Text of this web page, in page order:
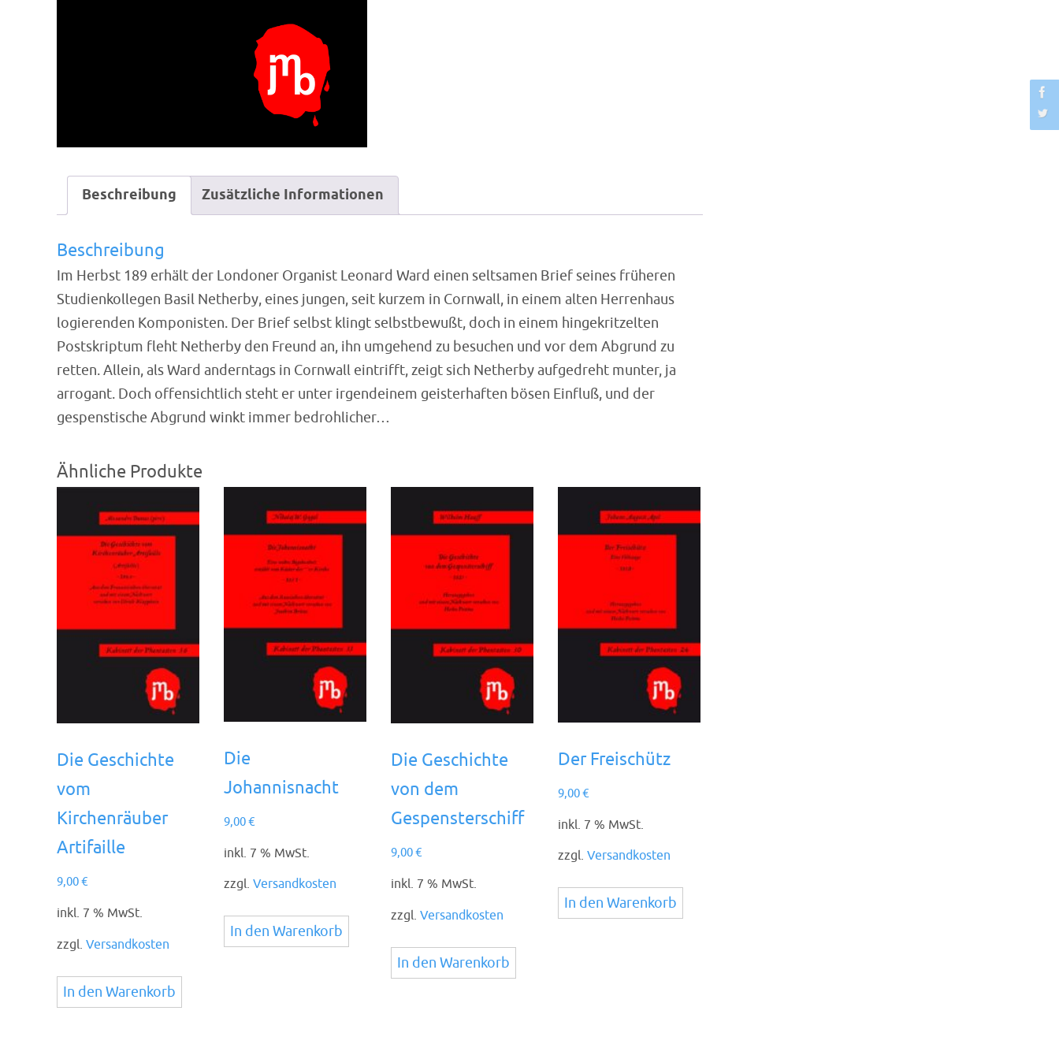
Beschreibung Zusätzliche Informationen
Beschreibung
Im Herbst 189 erhält der Londoner Organist Leonard Ward einen seltsamen Brief seines früheren
Studienkollegen Basil Netherby, eines jungen, seit kurzem in Cornwall, in einem alten Herrenhaus
logierenden Komponisten. Der Brief selbst klingt selbstbewußt, doch in einem hingekritzelten
Postskriptum fleht Netherby den Freund an, ihn umgehend zu besuchen und vor dem Abgrund zu
retten. Allein, als Ward anderntags in Cornwall eintrifft, zeigt sich Netherby aufgedreht munter, ja
arrogant. Doch offensichtlich steht er unter irgendeinem geisterhaften bösen Einfluß, und der
gespenstische Abgrund winkt immer bedrohlicher…
Ähnliche Produkte
Die Geschichte
vom
Kirchenräuber
Artifaille
9,00€
inkl. 7 % MwSt.
zzgl. Versandkosten
In den Warenkorb
Die
Johannisnacht
9,00€
inkl. 7 % MwSt.
zzgl. Versandkosten
In den Warenkorb
Die Geschichte
von dem
Gespensterschiff
9,00€
inkl. 7 % MwSt.
zzgl. Versandkosten
In den Warenkorb
Der Freischütz
9,00€
inkl. 7 % MwSt.
zzgl. Versandkosten
In den Warenkorb